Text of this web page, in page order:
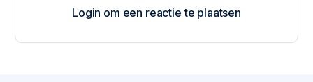
Login om een reactie te plaatsen